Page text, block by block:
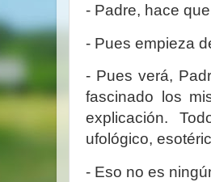
- Padre, hace
- Pues empieza
- Pues verá,
fascinado los
explicación.
ufológico,
- Eso no es